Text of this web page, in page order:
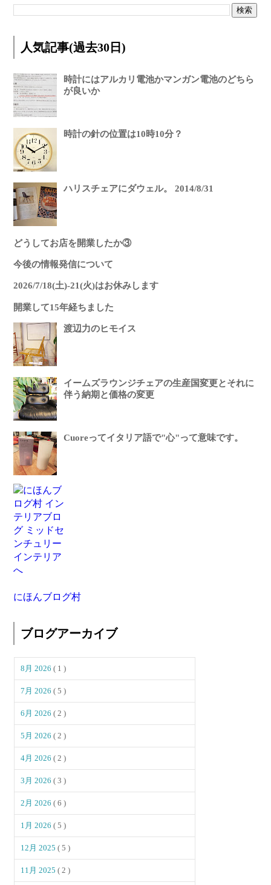
人気記事(過去30日)
時計にはアルカリ電池かマンガン電池のどちら
が良いか
時計の針の位置は10時10分？
ハリスチェアにダウェル。 2014/8/31
どうしてお店を開業したか③
今後の情報発信について
2026/7/18(土)-21(火)はお休みします
開業して15年経ちました
渡辺力のヒモイス
イームズラウンジチェアの生産国変更とそれに
伴う納期と価格の変更
Cuoreってイタリア語で"心"って意味です。
にほんブログ村
ブログアーカイブ
8月 2026( 1 )
7月 2026( 5 )
6月 2026( 2 )
5月 2026( 2 )
4月 2026( 2 )
3月 2026( 3 )
2月 2026( 6 )
1月 2026( 5 )
12月 2025( 5 )
11月 2025( 2 )